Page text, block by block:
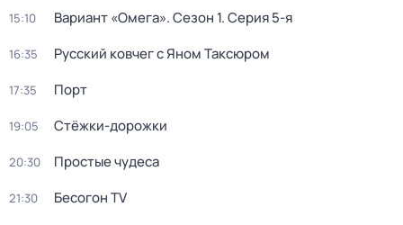
15:10 Вариант «Омега». Сезон 1. Серия 5-я
16:35 Русский ковчег с Яном Таксюром
17:35 Порт
19:05 Стёжки-дорожки
20:30 Простые чудеса
21:30 Бесогон TV